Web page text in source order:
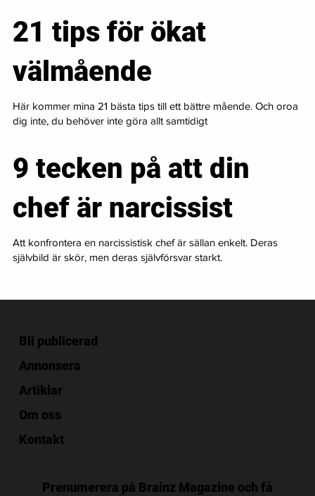
21 tips för ökat
välmående
Här kommer mina 21 bästa tips till ett bättre mående. Och oroa
dig inte, du behöver inte göra allt samtidigt
9 tecken på att din
chef är narcissist
Att konfrontera en narcissistisk chef är sällan enkelt. Deras
självbild är skör, men deras självförsvar starkt.
Bli publicerad
Annonsera
Artiklar
Om oss
Kontakt
Prenumerera på Brainz Magazine och få